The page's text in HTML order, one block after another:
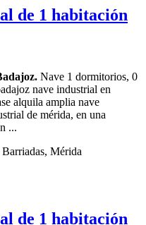
de 1 habitación
Nave 1 dormitorios, 0
nave industrial en
alquila amplia nave
de mérida, en una
...
de 1 habitación